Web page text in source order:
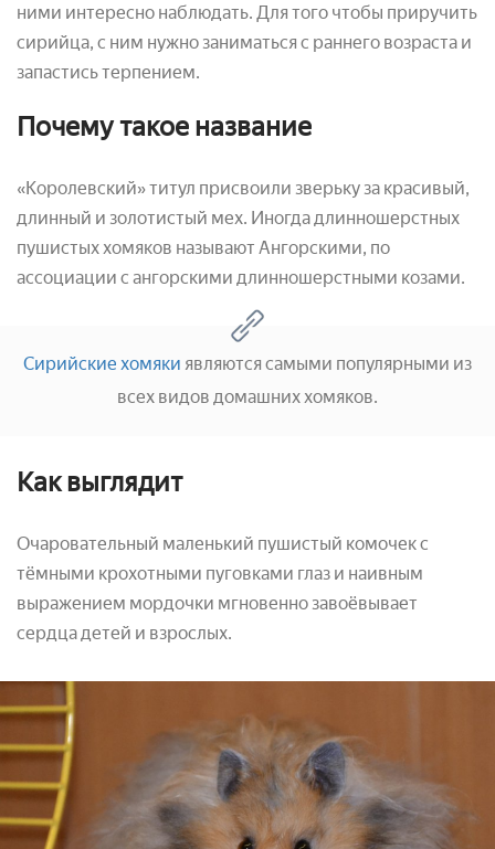
ними интересно наблюдать. Для того чтобы приручить
сирийца, с ним нужно заниматься с раннего возраста и
запастись терпением.
Почему такое название
«Королевский» титул присвоили зверьку за красивый,
длинный и золотистый мех. Иногда длинношерстных
пушистых хомяков называют Ангорскими, по
ассоциации с ангорскими длинношерстными козами.
Сирийские хомяки являются самыми популярными из
всех видов домашних хомяков.
Как выглядит
Очаровательный маленький пушистый комочек с
тёмными крохотными пуговками глаз и наивным
выражением мордочки мгновенно завоёвывает
сердца детей и взрослых.